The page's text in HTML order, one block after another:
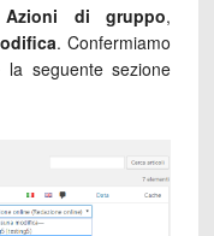
di gruppo,
. Confermiamo
la seguente sezione